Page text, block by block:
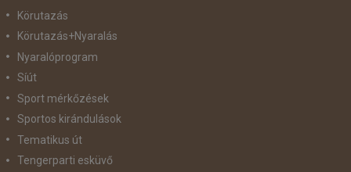
Körutazás
Körutazás+Nyaralás
Nyaralóprogram
Síút
Sport mérkőzések
Sportos kirándulások
Tematikus út
Tengerparti esküvő